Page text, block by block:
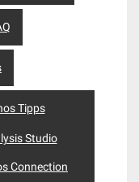
Tipps
Studio
Connection